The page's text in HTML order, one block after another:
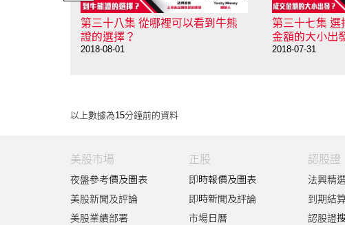
第三十七集 選擇輪證應否從成交
金額的大小出發？
2018-07-31
第三十六集
2018-07-30
以上數據為15分鐘前的資料
美股市場
夜盤參考價及圖表
美股新聞及評論
美股業績部署
正股
即時報價及圖表
即時新聞及評論
市場日曆
認股證
法興精
到期結
認股證